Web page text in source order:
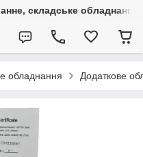
складське обладнання
обладнання Додаткове